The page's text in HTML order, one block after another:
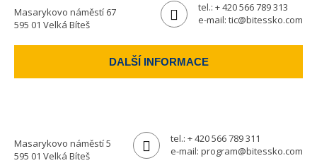
Masarykovo náměstí 67
595 01 Velká Bíteš
tel.: + 420 566 789 313
e-mail: tic@bitessko.com
DALŠÍ INFORMACE
Masarykovo náměstí 5
595 01 Velká Bíteš
tel.: + 420 566 789 311
e-mail: program@bitessko.com